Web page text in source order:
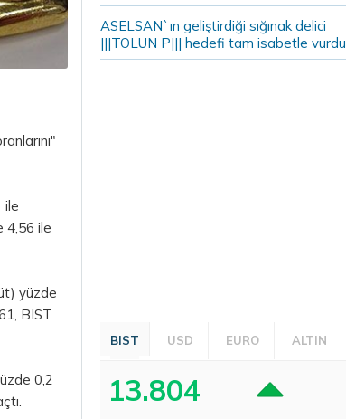
ile
4,56 ile
yüzde
BIST
0,2
ASELSAN`ın geliştirdiği sığınak delici
|||TOLUN P||| hedefi tam isabetle vurdu
BIST USD EURO ALTIN
13.804